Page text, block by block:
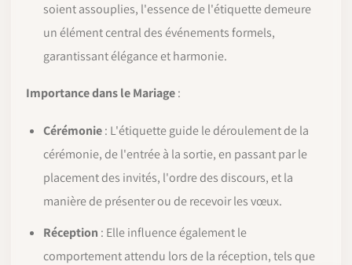
soient assouplies, l'essence de l'étiquette demeure
un élément central des événements formels,
garantissant élégance et harmonie.
Importance dans le Mariage:
Cérémonie: L'étiquette guide le déroulement de la
cérémonie, de l'entrée à la sortie, en passant par le
placement des invités, l'ordre des discours, et la
manière de présenter ou de recevoir les vœux.
Réception : Elle influence également le
comportement attendu lors de la réception, tels que